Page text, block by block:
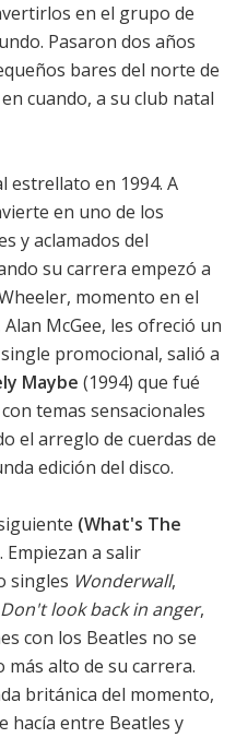
en el grupo de
Pasaron dos años
bares del norte de
cuando, a su club natal
estrellato en 1994. A
en uno de los
y aclamados del
su carrera empezó a
momento en el
McGee, les ofreció un
promocional, salió a
Maybe (1994) que fué
temas sensacionales
el arreglo de cuerdas de
edición del disco.
(What's The
Empiezan a salir
singles Wonderwall,
Don't look back in anger,
con los Beatles no se
más alto de su carrera.
británica del momento,
hacía entre Beatles y